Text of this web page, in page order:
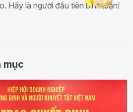
Hãy là người đầu tiên bình luận!
mục